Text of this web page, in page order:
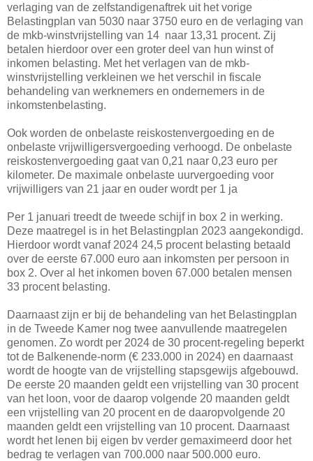
verlaging van de zelfstandigenaftrek uit het vorige
Belastingplan van 5030 naar 3750 euro en de verlaging van
de mkb-winstvrijstelling van 14 naar 13,31 procent. Zij
betalen hierdoor over een groter deel van hun winst of
inkomen belasting. Met het verlagen van de mkb-
winstvrijstelling verkleinen we het verschil in fiscale
behandeling van werknemers en ondernemers in de
inkomstenbelasting.
Ook worden de onbelaste reiskostenvergoeding en de
onbelaste vrijwilligersvergoeding verhoogd. De onbelaste
reiskostenvergoeding gaat van 0,21 naar 0,23 euro per
kilometer. De maximale onbelaste uurvergoeding voor
vrijwilligers van 21 jaar en ouder wordt per 1 ja
Per 1 januari treedt de tweede schijf in box 2 in werking.
Deze maatregel is in het Belastingplan 2023 aangekondigd.
Hierdoor wordt vanaf 2024 24,5 procent belasting betaald
over de eerste 67.000 euro aan inkomsten per persoon in
box 2. Over al het inkomen boven 67.000 betalen mensen
33 procent belasting.
Daarnaast zijn er bij de behandeling van het Belastingplan
in de Tweede Kamer nog twee aanvullende maatregelen
genomen. Zo wordt per 2024 de 30 procent-regeling beperkt
tot de Balkenende-norm (€ 233.000 in 2024) en daarnaast
wordt de hoogte van de vrijstelling stapsgewijs afgebouwd.
De eerste 20 maanden geldt een vrijstelling van 30 procent
van het loon, voor de daarop volgende 20 maanden geldt
een vrijstelling van 20 procent en de daaropvolgende 20
maanden geldt een vrijstelling van 10 procent. Daarnaast
wordt het lenen bij eigen bv verder gemaximeerd door het
bedrag te verlagen van 700.000 naar 500.000 euro.